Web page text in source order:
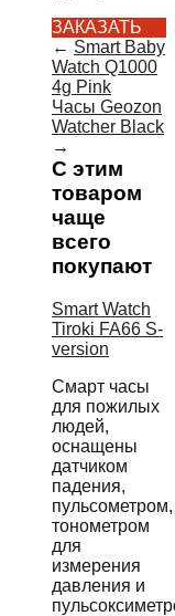
ЗАКАЗАТЬ
← Smart Baby
Watch Q1000
4g Pink
Часы Geozon
Watcher Black
→
С этим
товаром
чаще
всего
покупают
Smart Watch
Tiroki FA66 S-
version
Смарт часы
для пожилых
людей,
оснащены
датчиком
падения,
пульсометром,
тонометром
для
измерения
давления и